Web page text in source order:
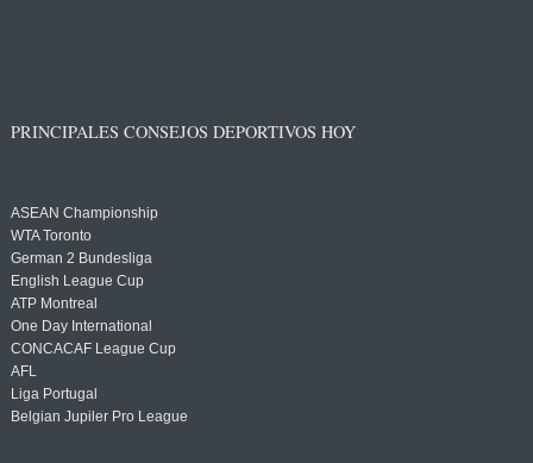
PRINCIPALES CONSEJOS DEPORTIVOS HOY
ASEAN Championship
WTA Toronto
German 2 Bundesliga
English League Cup
ATP Montreal
One Day International
CONCACAF League Cup
AFL
Liga Portugal
Belgian Jupiler Pro League